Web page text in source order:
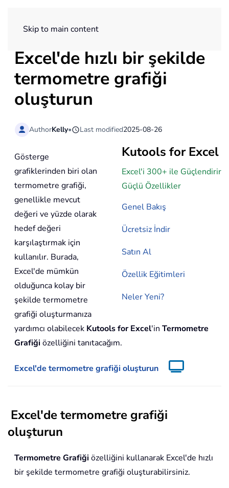
Skip to main content
Excel'de hızlı bir şekilde
termometre grafiği
oluşturun
AuthorKelly• Last modified2025-08-26
Kutools for Excel
Excel'i 300+ ile Güçlendirir
Güçlü Özellikler
Genel Bakış
Ücretsiz İndir
Satın Al
Özellik Eğitimleri
Neler Yeni?
Gösterge
grafiklerinden biri olan
termometre grafiği,
genellikle mevcut
değeri ve yüzde olarak
hedef değeri
karşılaştırmak için
kullanılır. Burada,
Excel'de mümkün
olduğunca kolay bir
şekilde termometre
grafiği oluşturmanıza
yardımcı olabilecek Kutools for Excel'in Termometre
Grafiği özelliğini tanıtacağım.
Excel'de termometre grafiği oluşturun
Excel'de termometre grafiği
oluşturun
Termometre Grafiği özelliğini kullanarak Excel'de hızlı
bir şekilde termometre grafiği oluşturabilirsiniz.